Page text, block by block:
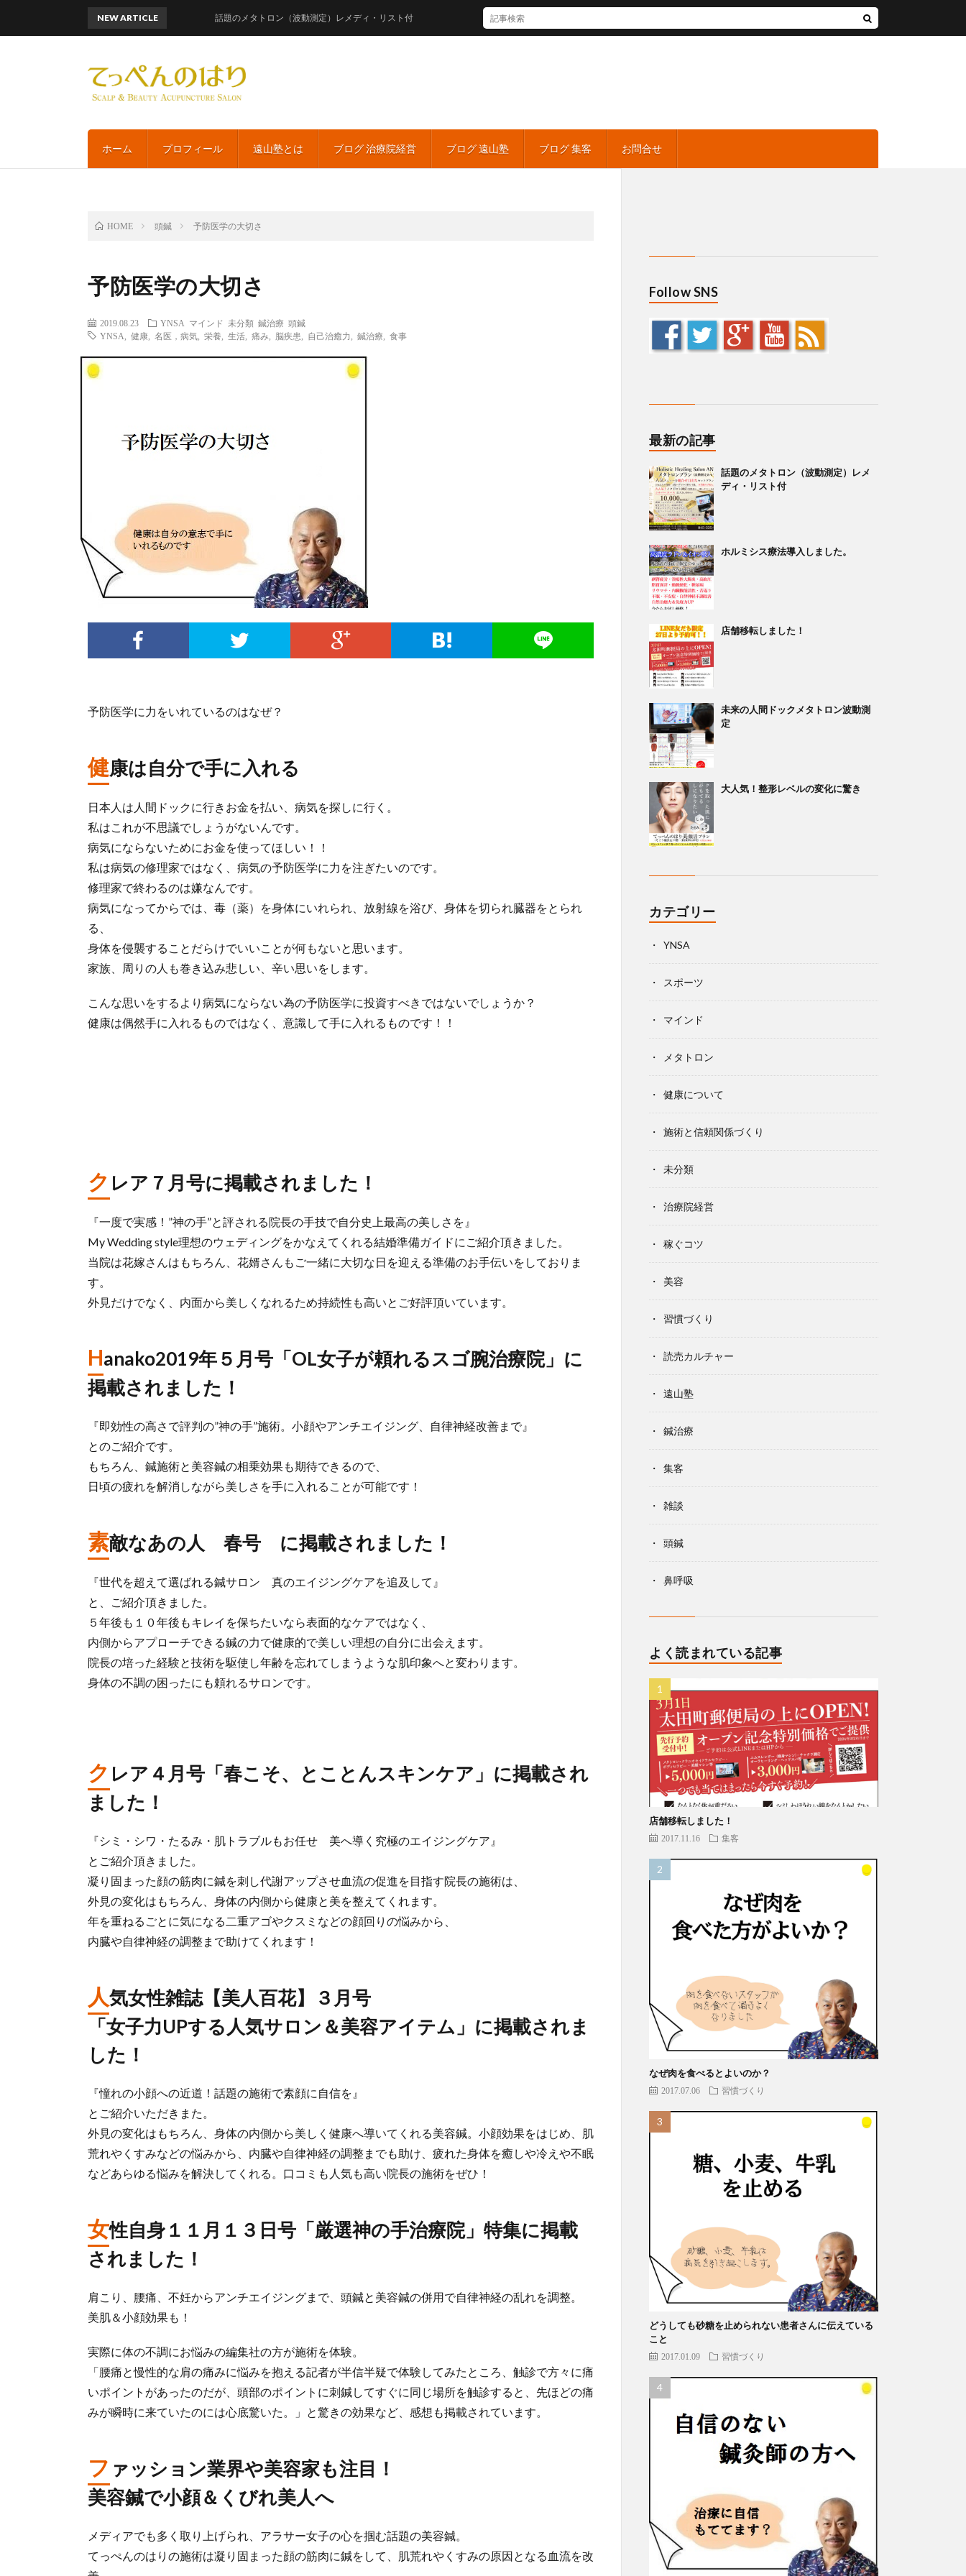
ホーム プロフィール 遠山塾とは ブログ 治療院経営 ブログ 遠山塾 ブログ 集客 お問合せ
NEW ARTICLE 話題のメタトロン（波動測定）レメディ・リスト付
HOME 頭鍼 予防医学の大切さ
予防医学の大切さ
2019.08.23 YNSA マインド 未分類 鍼治療 頭鍼
YNSA
健康 名医，病気 栄養 生活 痛み 脳疾患 自己治癒力 鍼治療 食事
予防医学に力をいれているのはなぜ？
健康は自分で手に入れる
日本人は人間ドックに行きお金を払い、病気を探しに行く。
私はこれが不思議でしょうがないんです。
病気にならないためにお金を使ってほしい！！
私は病気の修理家ではなく、病気の予防医学に力を注ぎたいのです。
修理家で終わるのは嫌なんです。
病気になってからでは、毒（薬）を身体にいれられ、放射線を浴び、身体を切られ臓器をとられ
る、
身体を侵襲することだらけでいいことが何もないと思います。
家族、周りの人も巻き込み悲しい、辛い思いをします。
こんな思いをするより病気にならない為の予防医学に投資すべきではないでしょうか？
健康は偶然手に入れるものではなく、意識して手に入れるものです！！
ク レア７月号に掲載されました！
『一度で実感！”神の手”と評される院長の手技で自分史上最高の美しさを』
My Wedding style理想のウェディングをかなえてくれる結婚準備ガイドにご紹介頂きました。
当院は花嫁さんはもちろん、花婿さんもご一緒に大切な日を迎える準備のお手伝いをしておりま
す。
外見だけでなく、内面から美しくなれるため持続性も高いとご好評頂いています。
Hanako2019年５月号「OL女子が頼れるスゴ腕治療院」に
掲載されました！
『即効性の高さで評判の”神の手”施術。小顔やアンチエイジング、自律神経改善まで』
とのご紹介です。
もちろん、鍼施術と美容鍼の相乗効果も期待できるので、
日頃の疲れを解消しながら美しさを手に入れることが可能です！
素敵なあの人 春号 に掲載されました！
『世代を超えて選ばれる鍼サロン 真のエイジングケアを追及して』
と、ご紹介頂きました。
５年後も１０年後もキレイを保ちたいなら表面的なケアではなく、
内側からアプローチできる鍼の力で健康的で美しい理想の自分に出会えます。
院長の培った経験と技術を駆使し年齢を忘れてしまうような肌印象へと変わります。
身体の不調の困ったにも頼れるサロンです。
ク レア４月号「春こそ、とことんスキンケア」に掲載され
ました！
『シミ・シワ・たるみ・肌トラブルもお任せ 美へ導く究極のエイジングケア』
とご紹介頂きました。
凝り固まった顔の筋肉に鍼を刺し代謝アップさせ血流の促進を目指す院長の施術は、
外見の変化はもちろん、身体の内側から健康と美を整えてくれます。
年を重ねるごとに気になる二重アゴやクスミなどの顔回りの悩みから、
内臓や自律神経の調整まで助けてくれます！
人気女性雑誌【美人百花】３月号
「女子力UPする人気サロン＆美容アイテム」に掲載されま
した！
『憧れの小顔への近道！話題の施術で素顔に自信を』
とご紹介いただきまた。
外見の変化はもちろん、身体の内側から美しく健康へ導いてくれる美容鍼。小顔効果をはじめ、肌
荒れやくすみなどの悩みから、内臓や自律神経の調整までも助け、疲れた身体を癒しや冷えや不眠
などあらゆる悩みを解決してくれる。口コミも人気も高い院長の施術をぜひ！
女性自身１１月１３日号「厳選神の手治療院」特集に掲載
されました！
肩こり、腰痛、不妊からアンチエイジングまで、頭鍼と美容鍼の併用で自律神経の乱れを調整。
美肌＆小顔効果も！
実際に体の不調にお悩みの編集社の方が施術を体験。
「腰痛と慢性的な肩の痛みに悩みを抱える記者が半信半疑で体験してみたところ、触診で方々に痛
いポイントがあったのだが、頭部のポイントに刺鍼してすぐに同じ場所を触診すると、先ほどの痛
みが瞬時に来ていたのには心底驚いた。」と驚きの効果など、感想も掲載されています。
フ ァッション業界や美容家も注目！
美容鍼で小顔＆くびれ美人へ
メディアでも多く取り上げられ、アラサー女子の心を掴む話題の美容鍼。
てっぺんのはりの施術は凝り固まった顔の筋肉に鍼をして、肌荒れやくすみの原因となる血流を改
Follow SNS
最新の記事
話題のメタトロン（波動測定）レメ
ディ・リスト付
ホルミシス療法導入しました。
店舗移転しました！
未来の人間ドックメタトロン波動測
定
大人気！整形レベルの変化に驚き
カテゴリー
YNSA
スポーツ
マインド
メタトロン
健康について
施術と信頼関係づくり
未分類
治療院経営
稼ぐコツ
美容
習慣づくり
読売カルチャー
遠山塾
鍼治療
集客
雑談
頭鍼
鼻呼吸
よく読まれている記事
店舗移転しました！
2017.11.16 集客
なぜ肉を食べるとよいのか？
2017.07.06 習慣づくり
どうしても砂糖を止められない患者さんに伝えている
こと
2017.01.09 習慣づくり